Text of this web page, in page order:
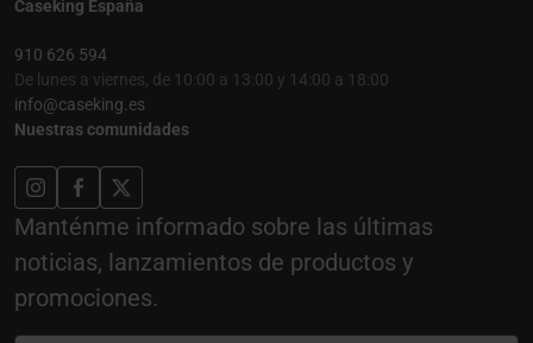
Caseking España
910 626 594
De lunes a viernes, de 10:00 a 13:00 y 14:00 a 18:00
info@caseking.es
Nuestras comunidades
Manténme informado sobre las últimas
noticias, lanzamientos de productos y
promociones.